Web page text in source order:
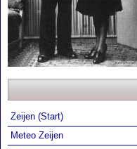
Zeijen (Start)
Meteo Zeijen